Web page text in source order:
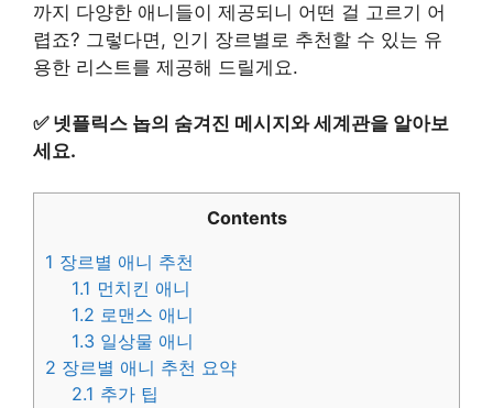
까지 다양한 애니들이 제공되니 어떤 걸 고르기 어
렵죠? 그렇다면, 인기 장르별로 추천할 수 있는 유
용한 리스트를 제공해 드릴게요.
✅ 넷플릭스 놉의 숨겨진 메시지와 세계관을 알아보
세요.
Contents
1 장르별 애니 추천
1.1 먼치킨 애니
1.2 로맨스 애니
1.3 일상물 애니
2 장르별 애니 추천 요약
2.1 추가 팁